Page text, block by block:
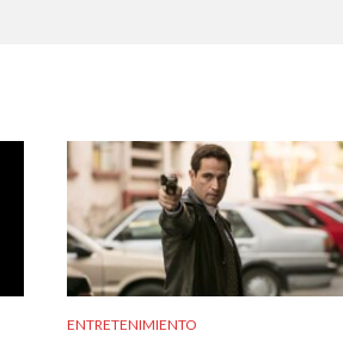
ENTRETENIMIENTO